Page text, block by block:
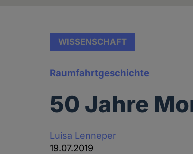
WISSENSCHAFT
Raumfahrtgeschichte
50 Jahre
Luisa Lenneper
19.07.2019